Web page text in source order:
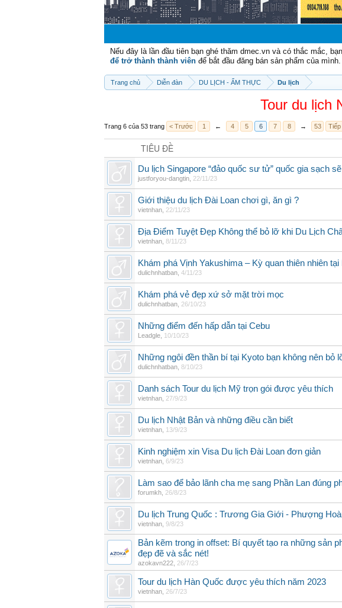
Nếu đây là lần đầu tiên bạn ghé thăm dmec.vn và có thắc mắc,
để trở thành thành viên để bắt đầu đăng bán sản phẩm của mình.
Trang chủ Diễn đàn DU LỊCH - ẨM THỰC Du lịch
Tour du lịch
Trang 6 của 53 trang < Trước 1 ← 4 5 6 7 8 → 53 Tiếp
TIÊU ĐỀ
Du lịch Singapore “đảo quốc sư tử” quốc gia sạch
justforyou-dangtin 22/11/23
Giới thiệu du lịch Đài Loan chơi gì, ăn gì ?
vietnhan 22/11/23
Địa Điểm Tuyệt Đẹp Không thể bỏ lỡ khi Du Lịch
vietnhan 8/11/23
Khám phá Vịnh Yakushima – Kỳ quan thiên nhiên tại
dulichnhatban 4/11/23
Khám phá vẻ đẹp xứ sở mặt trời mọc
dulichnhatban 26/10/23
Những điểm đến hấp dẫn tại Cebu
Leadgle 10/10/23
Những ngôi đền thần bí tại Kyoto bạn không nên bỏ
dulichnhatban 8/10/23
Danh sách Tour du lịch Mỹ trọn gói được yêu thích
vietnhan 27/9/23
Du lịch Nhật Bản và những điều cần biết
vietnhan 13/9/23
Kinh nghiệm xin Visa Du lịch Đài Loan đơn giản
vietnhan 6/9/23
Làm sao để bảo lãnh cha mẹ sang Phần Lan đúng
forumkh 26/8/23
Du lịch Trung Quốc : Trương Gia Giới - Phượng
vietnhan 9/8/23
Bản kẽm trong in offset: Bí quyết tạo ra những sản
đẹp đẽ và sắc nét!
azokavn222 26/7/23
Tour du lịch Hàn Quốc được yêu thích năm 2023
vietnhan 26/7/23